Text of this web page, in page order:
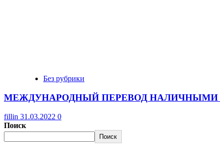
Без рубрики
МЕЖДУНАРОДНЫЙ ПЕРЕВОД НАЛИЧНЫМИ
fillin 31.03.2022 0
Поиск
Поиск